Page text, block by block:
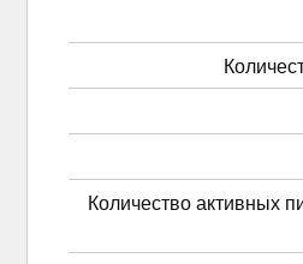
Количество активных